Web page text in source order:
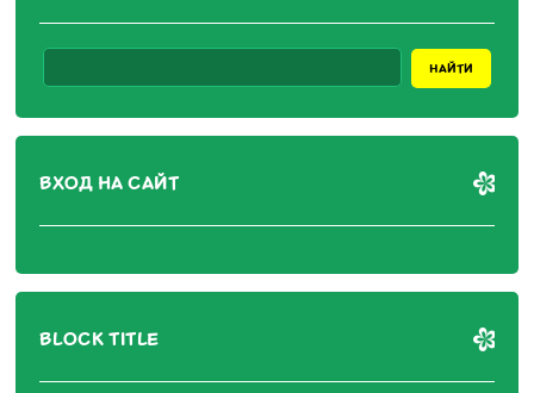
ВХОД НА САЙТ
BLOCK TITLE